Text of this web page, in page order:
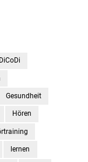
DiCoDi
Gesundheit
Hören
lernen